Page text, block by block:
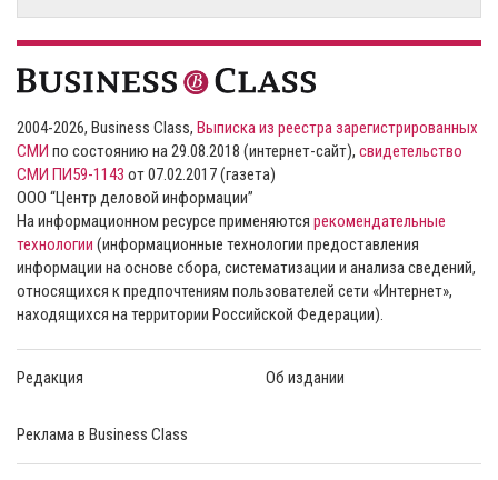
2004-2026, Business Class, Выписка из реестра зарегистрированных
СМИ по состоянию на 29.08.2018 (интернет-сайт), свидетельство
СМИ ПИ59-1143 от 07.02.2017 (газета)
ООО “Центр деловой информации”
На информационном ресурсе применяются рекомендательные
технологии (информационные технологии предоставления
информации на основе сбора, систематизации и анализа сведений,
относящихся к предпочтениям пользователей сети «Интернет»,
находящихся на территории Российской Федерации).
Редакция Об издании
Реклама в Business Class